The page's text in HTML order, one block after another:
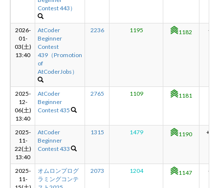
Contest 443）
2026-
01-
03(土)
13:40
AtCoder
Beginner
Contest
439（Promotion
of
AtCoderJobs）
2236 1195 1182 +1
2025-
12-
06(土)
13:40
AtCoder
Beginner
Contest 435
2765 1109 1181
2025-
11-
22(土)
13:40
AtCoder
Beginner
Contest 433
1315 1479 1190 +43
2025-
11-
オムロンプログ
ラミングコンテ
2073 1204 1147 +7